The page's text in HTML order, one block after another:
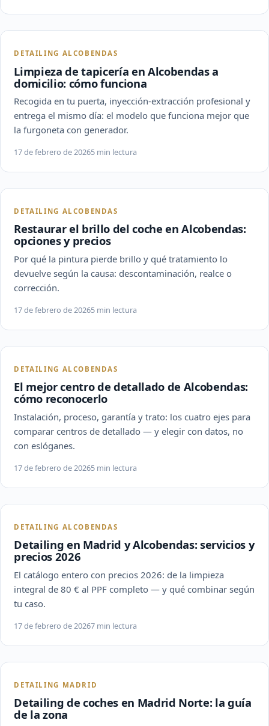
DETAILING ALCOBENDAS
Limpieza de tapicería en Alcobendas a
domicilio: cómo funciona
Recogida en tu puerta, inyección-extracción profesional y
entrega el mismo día: el modelo que funciona mejor que
la furgoneta con generador.
17 de febrero de 20265 min lectura
DETAILING ALCOBENDAS
Restaurar el brillo del coche en Alcobendas:
opciones y precios
Por qué la pintura pierde brillo y qué tratamiento lo
devuelve según la causa: descontaminación, realce o
corrección.
17 de febrero de 20265 min lectura
DETAILING ALCOBENDAS
El mejor centro de detallado de Alcobendas:
cómo reconocerlo
Instalación, proceso, garantía y trato: los cuatro ejes para
comparar centros de detallado — y elegir con datos, no
con eslóganes.
17 de febrero de 20265 min lectura
DETAILING ALCOBENDAS
Detailing en Madrid y Alcobendas: servicios y
precios 2026
El catálogo entero con precios 2026: de la limpieza
integral de 80 € al PPF completo — y qué combinar según
tu caso.
17 de febrero de 20267 min lectura
DETAILING MADRID
Detailing de coches en Madrid Norte: la guía
de la zona